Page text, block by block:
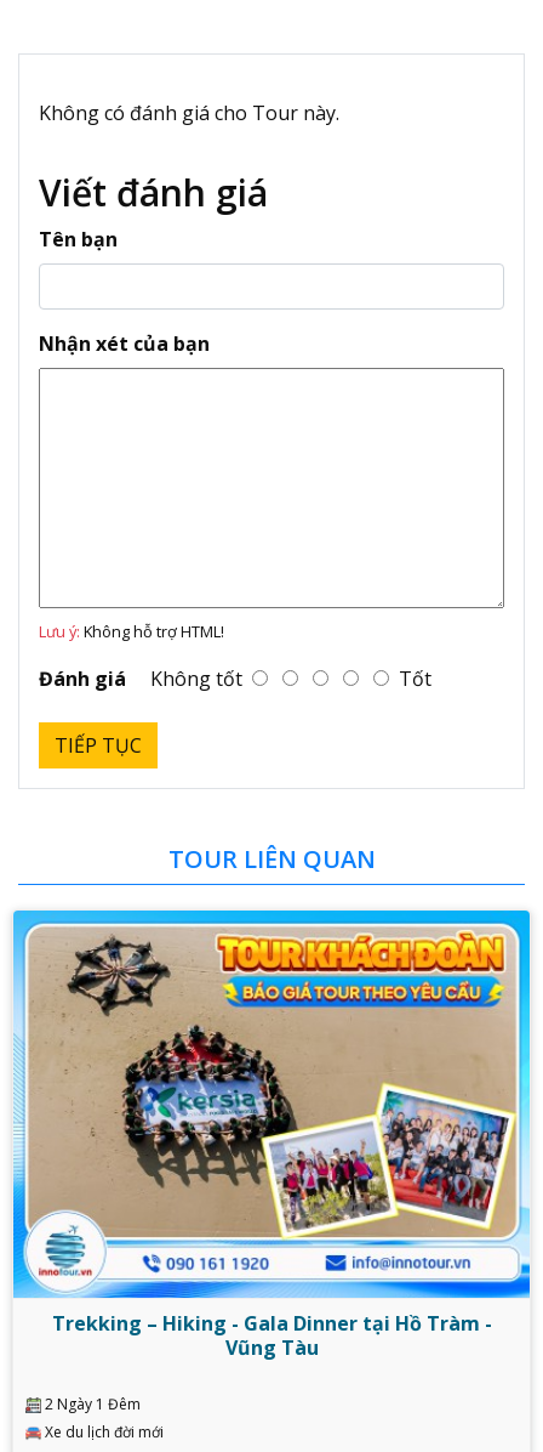
Không có đánh giá cho Tour này.
Viết đánh giá
Tên bạn
Nhận xét của bạn
Lưu ý: Không hỗ trợ HTML!
Đánh giá Không tốt Tốt
TIẾP TỤC
TOUR LIÊN QUAN
Trekking – Hiking - Gala Dinner tại Hồ Tràm -
Vũng Tàu
2 Ngày 1 Đêm
Xe du lịch đời mới